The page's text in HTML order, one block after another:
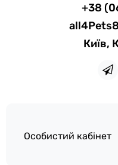
+38
Київ,
Особистий кабінет